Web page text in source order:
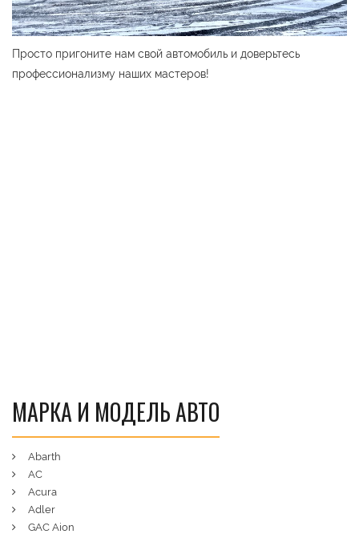
Просто пригоните нам свой автомобиль и доверьтесь
профессионализму наших мастеров!
МАРКА И МОДЕЛЬ АВТО
Abarth
AC
Acura
Adler
GAC Aion